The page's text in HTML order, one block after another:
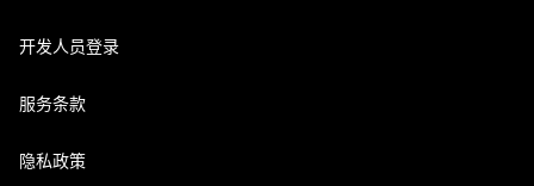
开发人员登录
服务条款
隐私政策